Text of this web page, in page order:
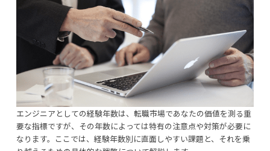
エンジニアとしての経験年数は、転職市場であなたの価値を測る重
要な指標ですが、その年数によっては特有の注意点や対策が必要に
なります。ここでは、経験年数別に直面しやすい課題と、それを乗